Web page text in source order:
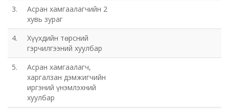
3.
Асран хамгаалагчийн 2
хувь зураг
4.
Хүүхдийн төрсний
гэрчилгээний хуулбар
5.
Асран хамгаалагч,
харгалзан дэмжигчийн
иргэний үнэмлэхний
хуулбар